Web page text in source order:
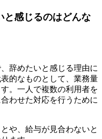
と感じるのはどんな
辞めたいと感じる理由に
的なものとして、業務量
。一人で複数の利用者を
わせた対応を行うために
や、給与が見合わないと